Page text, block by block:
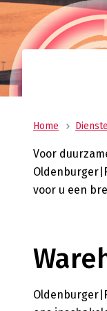
Uw
Home
Voor
voor u een